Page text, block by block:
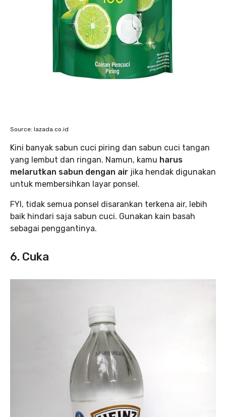
Source: lazada.co.id
Kini banyak sabun cuci piring dan sabun cuci tangan
yang lembut dan ringan. Namun, kamu harus
melarutkan sabun dengan air jika hendak digunakan
untuk membersihkan layar ponsel.
FYI, tidak semua ponsel disarankan terkena air, lebih
baik hindari saja sabun cuci. Gunakan kain basah
sebagai penggantinya.
6. Cuka